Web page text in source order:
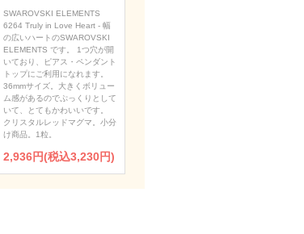
SWAROVSKI ELEMENTS
6264 Truly in Love Heart - 幅
の広いハートのSWAROVSKI
ELEMENTS です。 1つ穴が開
いており、ピアス・ペンダント
トップにご利用になれます。
36mmサイズ。大きくボリュー
ム感があるのでぷっくりとして
いて、とてもかわいいです。
クリスタルレッドマグマ。小分
け商品。1粒。
2,936円(税込3,230円)